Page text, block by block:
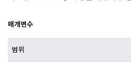
매개변수
범위